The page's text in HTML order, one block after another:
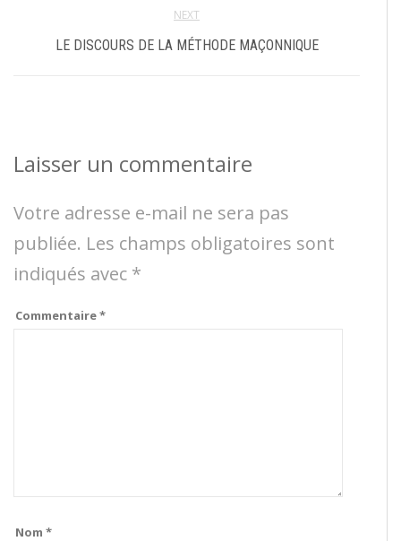
NEXT
LE DISCOURS DE LA MÉTHODE MAÇONNIQUE
Laisser un commentaire
Votre adresse e-mail ne sera pas
publiée. Les champs obligatoires sont
indiqués avec *
Commentaire*
Nom *